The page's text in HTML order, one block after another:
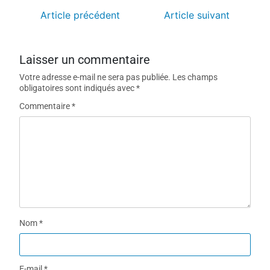
Article précédent Article suivant
Laisser un commentaire
Votre adresse e-mail ne sera pas publiée. Les champs
obligatoires sont indiqués avec*
Commentaire*
Nom*